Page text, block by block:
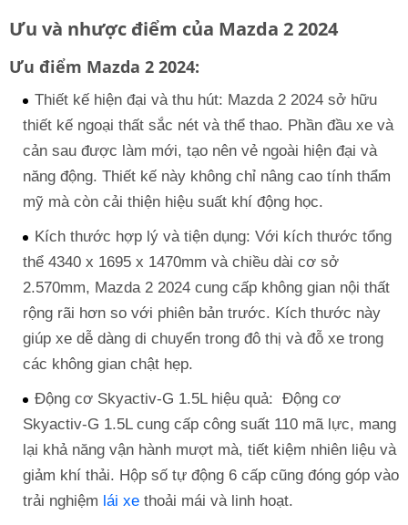
Ưu và nhược điểm của Mazda 2 2024
Ưu điểm Mazda 2 2024:
Thiết kế hiện đại và thu hút: Mazda 2 2024 sở hữu
thiết kế ngoại thất sắc nét và thể thao. Phần đầu xe và
cản sau được làm mới, tạo nên vẻ ngoài hiện đại và
năng động. Thiết kế này không chỉ nâng cao tính thẩm
mỹ mà còn cải thiện hiệu suất khí động học.
Kích thước hợp lý và tiện dụng: Với kích thước tổng
thể 4340 x 1695 x 1470mm và chiều dài cơ sở
2.570mm, Mazda 2 2024 cung cấp không gian nội thất
rộng rãi hơn so với phiên bản trước. Kích thước này
giúp xe dễ dàng di chuyển trong đô thị và đỗ xe trong
các không gian chật hẹp.
Động cơ Skyactiv-G 1.5L hiệu quả: Động cơ
Skyactiv-G 1.5L cung cấp công suất 110 mã lực, mang
lại khả năng vận hành mượt mà, tiết kiệm nhiên liệu và
giảm khí thải. Hộp số tự động 6 cấp cũng đóng góp vào
trải nghiệm lái xe thoải mái và linh hoạt.